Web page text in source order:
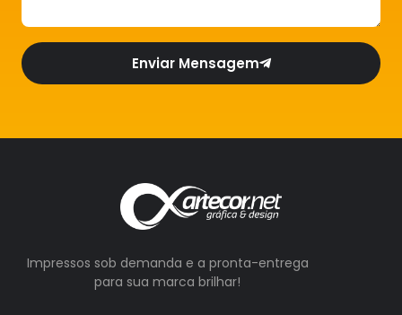
Enviar Mensagem
Impressos sob demanda e a pronta-entrega
para sua marca brilhar!